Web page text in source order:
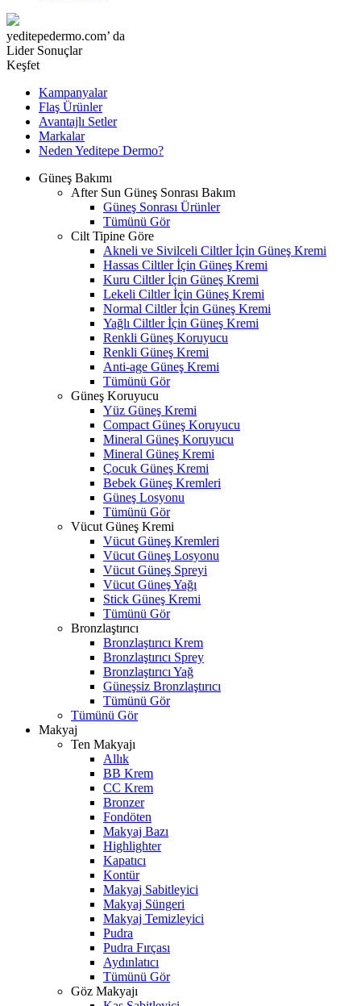
yeditepedermo.com’ da
Lider Sonuçlar
Keşfet
Kampanyalar
Flaş Ürünler
Avantajlı Setler
Markalar
Neden Yeditepe Dermo?
Güneş Bakımı
After Sun Güneş Sonrası Bakım
Güneş Sonrası Ürünler
Tümünü Gör
Cilt Tipine Göre
Akneli ve Sivilceli Ciltler İçin Güneş Kremi
Hassas Ciltler İçin Güneş Kremi
Kuru Ciltler İçin Güneş Kremi
Lekeli Ciltler İçin Güneş Kremi
Normal Ciltler İçin Güneş Kremi
Yağlı Ciltler İçin Güneş Kremi
Renkli Güneş Koruyucu
Renkli Güneş Kremi
Anti-age Güneş Kremi
Tümünü Gör
Güneş Koruyucu
Yüz Güneş Kremi
Compact Güneş Koruyucu
Mineral Güneş Koruyucu
Mineral Güneş Kremi
Çocuk Güneş Kremi
Bebek Güneş Kremleri
Güneş Losyonu
Tümünü Gör
Vücut Güneş Kremi
Vücut Güneş Kremleri
Vücut Güneş Losyonu
Vücut Güneş Spreyi
Vücut Güneş Yağı
Stick Güneş Kremi
Tümünü Gör
Bronzlaştırıcı
Bronzlaştırıcı Krem
Bronzlaştırıcı Sprey
Bronzlaştırıcı Yağ
Güneşsiz Bronzlaştırıcı
Tümünü Gör
Tümünü Gör
Makyaj
Ten Makyajı
Allık
BB Krem
CC Krem
Bronzer
Fondöten
Makyaj Bazı
Highlighter
Kapatıcı
Kontür
Makyaj Sabitleyici
Makyaj Süngeri
Makyaj Temizleyici
Pudra
Pudra Fırçası
Aydınlatıcı
Tümünü Gör
Göz Makyajı